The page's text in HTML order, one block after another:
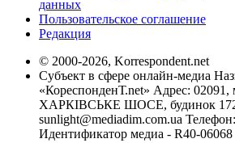
данных
Пользовательское соглашение
Редакция
© 2000-2026, Korrespondent.net
Субъект в сфере онлайн-медиа
«КореспонденТ.net» Адрес: 02091,
ХАРКІВСЬКЕ ШОСЕ, будинок 172-
sunlight@mediadim.com.ua
Идентификатор медиа - R40-06068